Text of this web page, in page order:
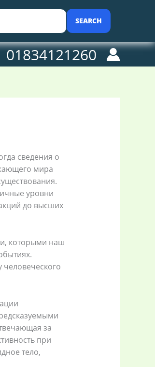
SEARCH
сведения о
мира
уровни
до высших
которыми наш
за
при
тело,